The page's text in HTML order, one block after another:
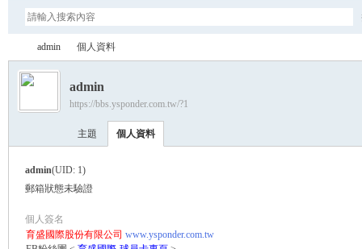
›
admin 個人資料
admin
https://bbs.ysponder.com.tw/?1
主題 個人資料
admin(UID: 1)
郵箱狀態未驗證
個人簽名
育盛國際股份有限公司 www.ysponder.com.tw